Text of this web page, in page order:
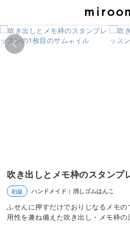
吹き出しとメモ枠のスタンプ
初級 ハンドメイド | 消しゴムはんこ
ふせんに押すだけでおりじなるメモ
用性を兼ね備えた吹き出し・メモ枠の